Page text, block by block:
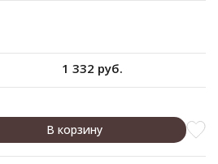
1 332 руб.
В корзину